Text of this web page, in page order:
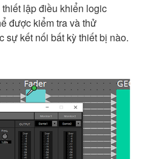
lập điều khiển logic
được kiểm tra và thử
sự kết nối bất kỳ thiết bị nào.